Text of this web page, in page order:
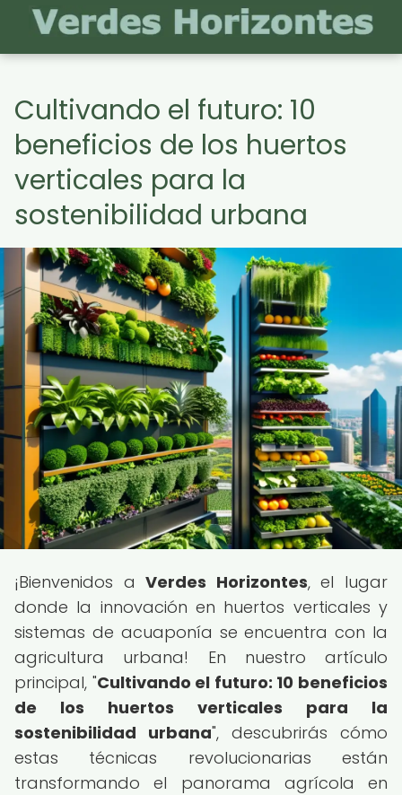
Cultivando el futuro: 10
beneficios de los huertos
verticales para la
sostenibilidad urbana
¡Bienvenidos aVerdes Horizontes, el lugar
donde la innovación en huertos verticales y
sistemas de acuaponía se encuentra con la
agricultura urbana! En nuestro artículo
principal, "Cultivando el futuro: 10 beneficios
de los huertos verticales para la
sostenibilidad urbana", descubrirás cómo
estas técnicas revolucionarias están
transformando el panorama agrícola en